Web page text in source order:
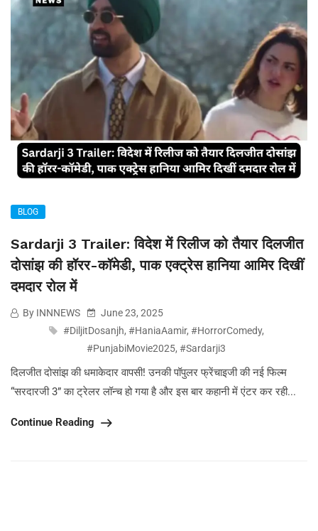
BLOG
Sardarji 3 Trailer: विदेश में रिलीज को तैयार दिलजीत
दोसांझ की हॉरर-कॉमेडी, पाक एक्ट्रेस हानिया आमिर दिखीं
दमदार रोल में
By INNNEWS
June 23, 2025
#DiljitDosanjh, #HaniaAamir, #HorrorComedy,
#PunjabiMovie2025, #Sardarji3
दिलजीत दोसांझ की धमाकेदार वापसी! उनकी पॉपुलर फ्रेंचाइजी की नई फिल्म
“सरदारजी 3” का ट्रेलर लॉन्च हो गया है और इस बार कहानी में एंटर कर रही...
Continue Reading